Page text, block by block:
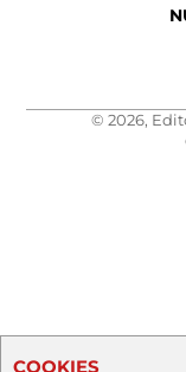
© 2026,
COOKIES